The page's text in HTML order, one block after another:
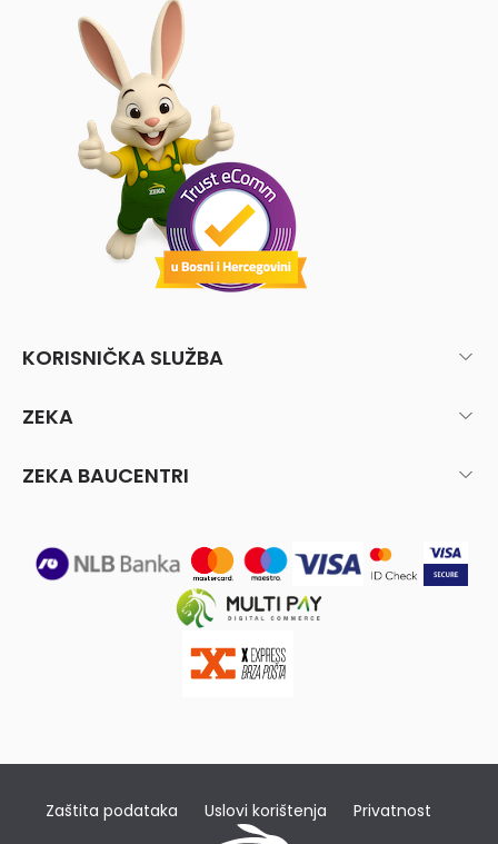
KORISNIČKA SLUŽBA
ZEKA
ZEKA BAUCENTRI
Zaštita podataka Uslovi korištenja Privatnost